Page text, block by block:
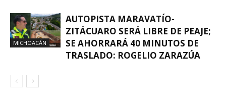
MICHOACÁN
AUTOPISTA MARAVATÍO-
ZITÁCUARO SERÁ LIBRE DE PEAJE;
SE AHORRARÁ 40 MINUTOS DE
TRASLADO: ROGELIO ZARAZÚA